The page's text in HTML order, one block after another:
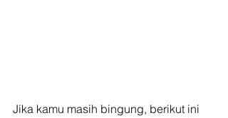
Jika kamu masih bingung, berikut ini